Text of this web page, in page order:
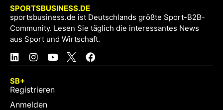
SPORTSBUSINESS.DE
sportsbusiness.de ist Deutschlands größte Sport-B2B-
Community. Lesen Sie täglich die interessantes News
aus Sport und Wirtschaft.
SB+
Registrieren
Anmelden